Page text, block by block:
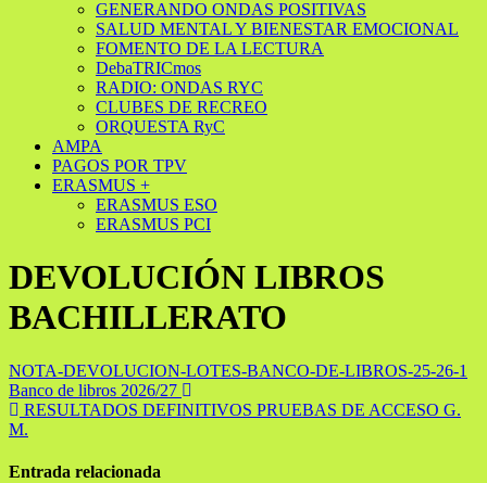
GENERANDO ONDAS POSITIVAS
SALUD MENTAL Y BIENESTAR EMOCIONAL
FOMENTO DE LA LECTURA
DebaTRICmos
RADIO: ONDAS RYC
CLUBES DE RECREO
ORQUESTA RyC
AMPA
PAGOS POR TPV
ERASMUS +
ERASMUS ESO
ERASMUS PCI
DEVOLUCIÓN LIBROS
BACHILLERATO
NOTA-DEVOLUCION-LOTES-BANCO-DE-LIBROS-25-26-1
Navegación
de
Banco de libros 2026/27
RESULTADOS DEFINITIVOS PRUEBAS DE ACCESO G.
M.
Entrada relacionada